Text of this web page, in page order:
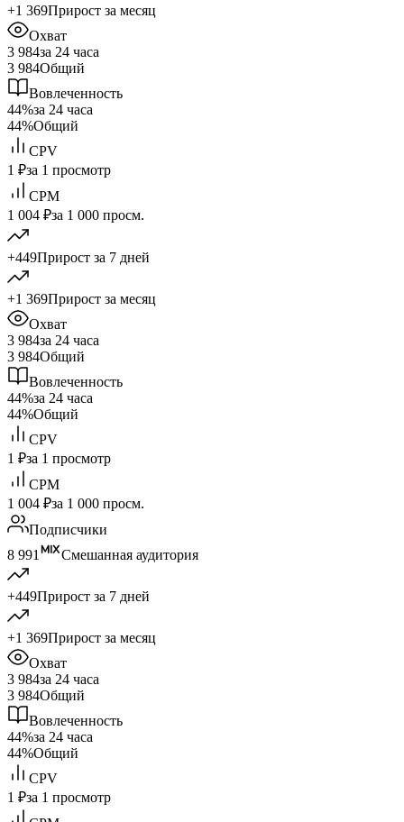
+1 369Прирост за месяц
Охват
3 984за 24 часа
3 984Общий
Вовлеченность
44%за 24 часа
44%Общий
CPV
1 ₽за 1 просмотр
CPM
1 004 ₽за 1 000 просм.
+449Прирост за 7 дней
+1 369Прирост за месяц
Охват
3 984за 24 часа
3 984Общий
Вовлеченность
44%за 24 часа
44%Общий
CPV
1 ₽за 1 просмотр
CPM
1 004 ₽за 1 000 просм.
Подписчики
8 991
Смешанная аудитория
+449Прирост за 7 дней
+1 369Прирост за месяц
Охват
3 984за 24 часа
3 984Общий
Вовлеченность
44%за 24 часа
44%Общий
CPV
1 ₽за 1 просмотр